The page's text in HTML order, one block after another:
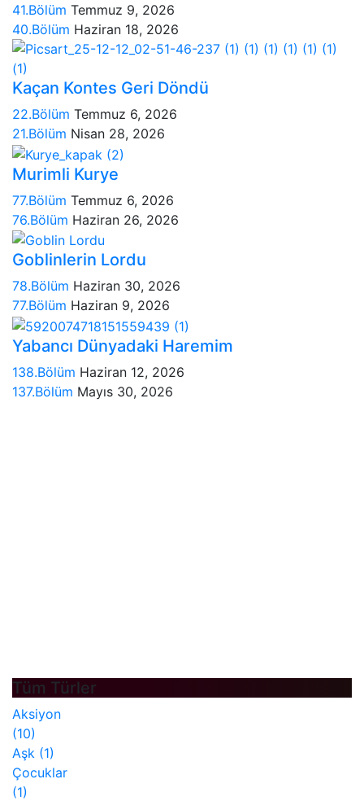
41.Bölüm Temmuz 9, 2026
40.Bölüm Haziran 18, 2026
Kaçan Kontes Geri Döndü
22.Bölüm Temmuz 6, 2026
21.Bölüm Nisan 28, 2026
Murimli Kurye
77.Bölüm Temmuz 6, 2026
76.Bölüm Haziran 26, 2026
Goblinlerin Lordu
78.Bölüm Haziran 30, 2026
77.Bölüm Haziran 9, 2026
Yabancı Dünyadaki Haremim
138.Bölüm Haziran 12, 2026
137.Bölüm Mayıs 30, 2026
Tüm Türler
Aksiyon
(10)
Aşk (1)
Çocuklar
(1)